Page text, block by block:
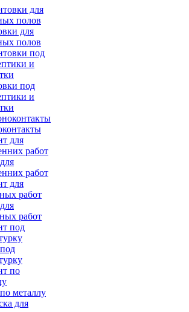
для
полов
под
и
работ
работ
металлу